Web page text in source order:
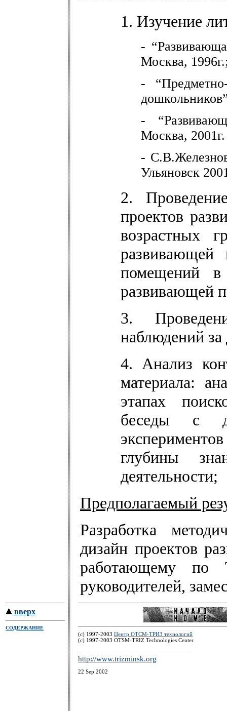
1. Изучение
-
Москва,
-
-
Москва, 2001г.
-
Ульяновск
2.
проектов
возрастных
развивающей
помещений в
развивающей
3.
наблюдений за
4. Анализ
материала:
этапах
беседы с
глубины
деятельности;
Предполагаемый
Разработка
дизайн проектов
работающему
руководителей,
вверх
СОДЕРЖАНИЕ
(c) 1997-2003 Центр ОТСМ-ТРИЗ технологий
(с) 1997-2003 OTSM-TRIZ Technologies Center
http://www.trizminsk.org
22 Sep 2002